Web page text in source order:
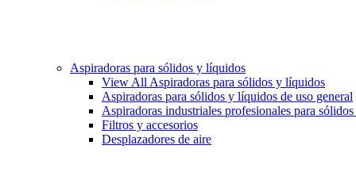
Aspiradoras para sólidos y líquidos
View All Aspiradoras para sólidos y líquidos
Aspiradoras para sólidos y líquidos de uso general
Aspiradoras industriales profesionales para
Filtros y accesorios
Desplazadores de aire